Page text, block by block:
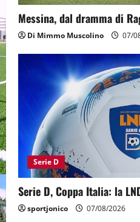
Messina, dal dramma di
Di Mimmo Muscolino 07/
Serie D
Serie D, Coppa Italia: la
sportjonico 07/08/2026